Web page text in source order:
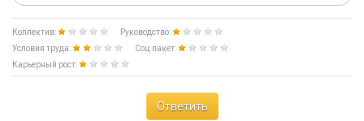
Коллектив:
Руководство:
Условия труда:
Соц.пакет:
Карьерный рост:
Ответить